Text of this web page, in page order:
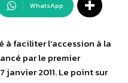
WhatsApp
à faciliter l’accession à la
par le premier
janvier 2011. Le point sur